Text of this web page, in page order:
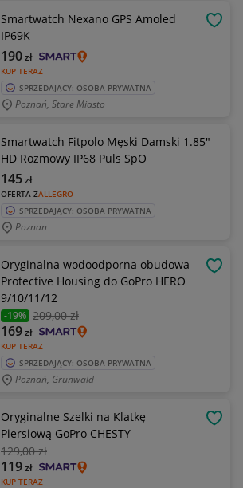
Smartwatch Nexano GPS Amoled
IP69K
KUP TERAZ
190zł
SPRZEDAJĄCY: OSOBA PRYWATNA
Poznań, Stare Miasto
Smartwatch Fitpolo Męski Damski 1.85"
HD Rozmowy IP68 Puls SpO
OFERTA ZALLEGRO
145zł
SPRZEDAJĄCY: OSOBA PRYWATNA
Poznan
Oryginalna wodoodporna obudowa
Protective Housing do GoPro HERO
9/10/11/12
-19% 209,00 zł
KUP TERAZ
169zł
SPRZEDAJĄCY: OSOBA PRYWATNA
Poznań, Grunwald
Oryginalne Szelki na Klatkę
Piersiową GoPro CHESTY
129,00 zł
KUP TERAZ
119zł